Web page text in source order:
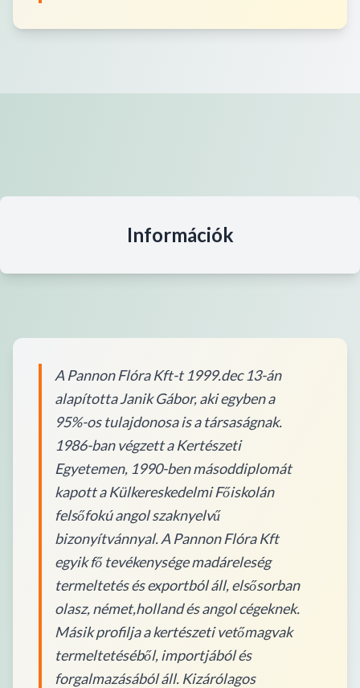
Információk
A Pannon Flóra Kft-t 1999.dec 13-án
alapította Janik Gábor, aki egyben a
95%-os tulajdonosa is a társaságnak.
1986-ban végzett a Kertészeti
Egyetemen, 1990-ben másoddiplomát
kapott a Külkereskedelmi Főiskolán
felsőfokú angol szaknyelvű
bizonyítvánnyal. A Pannon Flóra Kft
egyik fő tevékenysége madáreleség
termeltetés és exportból áll, elsősorban
olasz, német,holland és angol cégeknek.
Másik profilja a kertészeti vetőmagvak
termeltetéséből, importjából és
forgalmazásából áll. Kizárólagos